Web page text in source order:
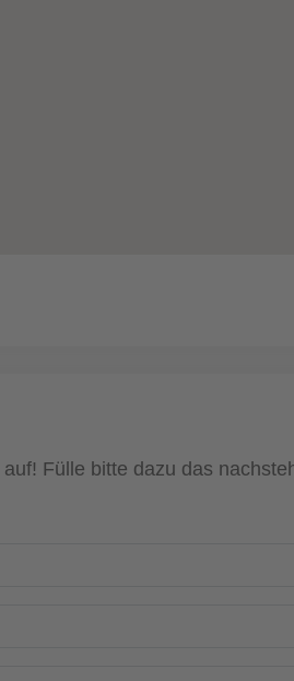
auf! Fülle bitte dazu das